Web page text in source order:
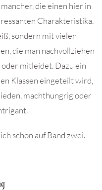
die einen hier in
Charakteristika.
sondern mit vielen
die man nachvollziehen
mitleidet. Dazu ein
Klassen eingeteilt wird,
machthungrig oder
schon auf Band zwei.